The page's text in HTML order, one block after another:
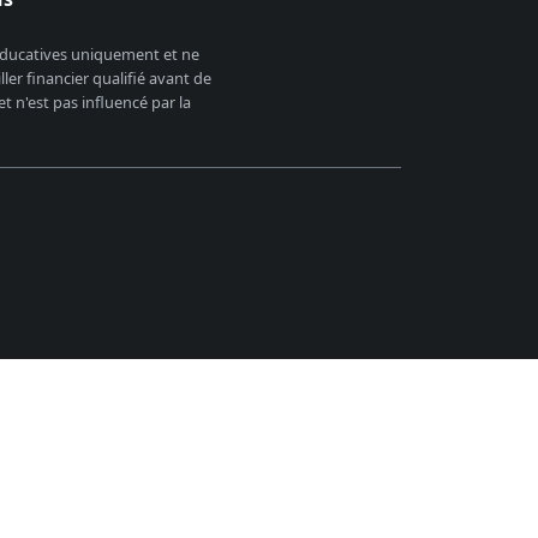
uniquement et ne
financier qualifié avant de
n'est pas influencé par la